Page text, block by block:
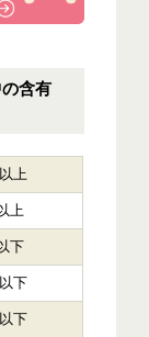
含有
上
上
下
下
下